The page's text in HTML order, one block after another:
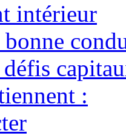
intérieur
bonne
: